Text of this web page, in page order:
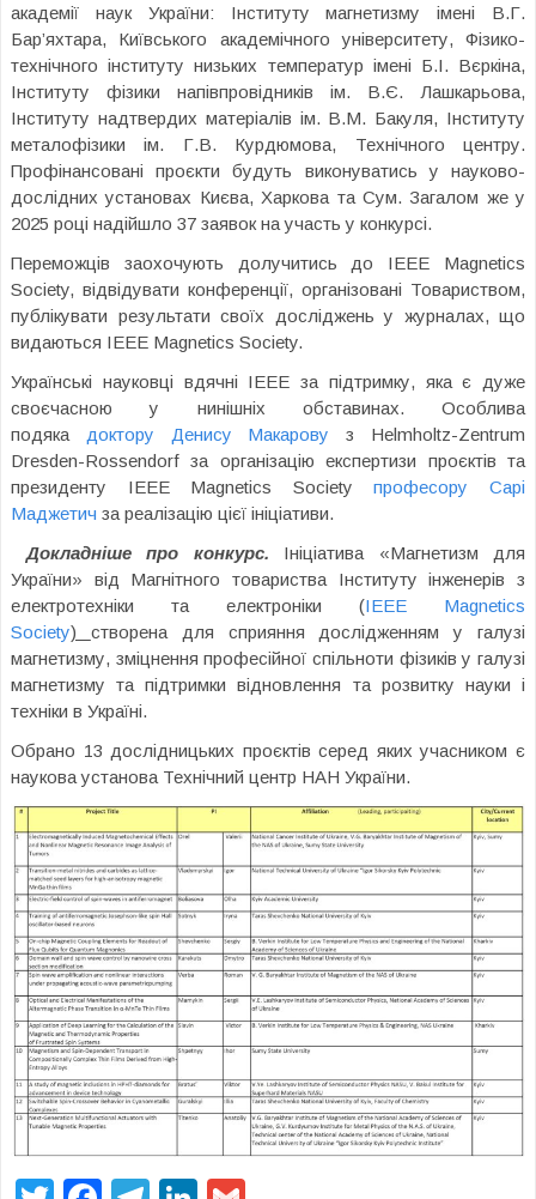
академії наук України: Інституту магнетизму імені В.Г.
Бар’яхтара, Київського академічного університету, Фізико-
технічного інституту низьких температур імені Б.І. Вєркіна,
Інституту фізики напівпровідників ім. В.Є. Лашкарьова,
Інституту надтвердих матеріалів ім. В.М. Бакуля, Інституту
металофізики ім. Г.В. Курдюмова, Технічного центру.
Профінансовані проєкти будуть виконуватись у науково-
дослідних установах Києва, Харкова та Сум. Загалом же у
2025 році надійшло 37 заявок на участь у конкурсі.
Переможців заохочують долучитись до IEEE Magnetics
Society, відвідувати конференції, організовані Товариством,
публікувати результати своїх досліджень у журналах, що
видаються IEEE Magnetics Society.
Українські науковці вдячні IEEE за підтримку, яка є дуже
своєчасною у нинішніх обставинах. Особлива
подяка
доктору Денису Макарову з Helmholtz-Zentrum
Dresden-Rossendorf за організацію експертизи проєктів та
президенту IEEE Magnetics Societyпрофесору Сарі
Маджетич за реалізацію цієї ініціативи.
Докладніше про конкурс. Ініціатива «Магнетизм для
України» від Магнітного товариства Інституту інженерів з
електротехніки та електроніки (IEEE Magnetics
Society) створена для сприяння дослідженням у галузі
магнетизму, зміцнення професійної спільноти фізиків у галузі
магнетизму та підтримки відновлення та розвитку науки і
техніки в Україні.
Обрано 13 дослідницьких проєктів серед яких учасником є
наукова установа Технічний центр НАН України.